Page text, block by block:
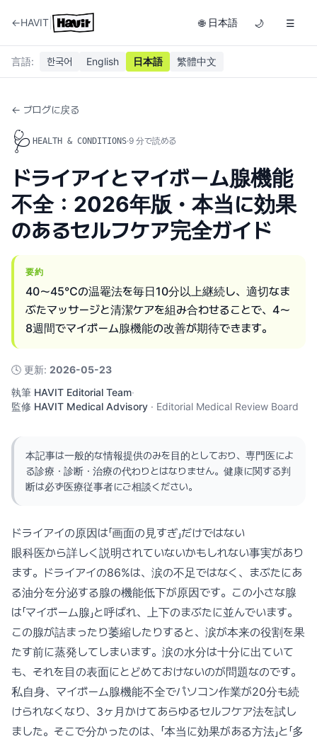
←HAVIT 🌐 日本語 🌙 ☰
言語: 한국어 English 日本語 繁體中文
← ブログに戻る
🩺 HEALTH & CONDITIONS·9 分で読める
ドライアイとマイボーム腺機能
不全：2026年版・本当に効果
のあるセルフケア完全ガイド
要約
40〜45℃の温罨法を毎日10分以上継続し、適切なま
ぶたマッサージと清潔ケアを組み合わせることで、4〜
8週間でマイボーム腺機能の改善が期待できます。
🕓 更新: 2026-05-23
執筆 HAVIT Editorial Team·
監修 HAVIT Medical Advisory · Editorial Medical Review Board
本記事は一般的な情報提供のみを目的としており、専門医によ
る診療・診断・治療の代わりとはなりません。健康に関する判
断は必ず医療従事者にご相談ください。
ドライアイの原因は「画面の見すぎ」だけではない
眼科医から詳しく説明されていないかもしれない事実があり
ます。ドライアイの86%は、涙の不足ではなく、まぶたにあ
る油分を分泌する腺の機能低下が原因です。この小さな腺
は「マイボーム腺」と呼ばれ、上下のまぶたに並んでいます。
この腺が詰まったり萎縮したりすると、涙が本来の役割を果
たす前に蒸発してしまいます。涙の水分は十分に出ていて
も、それを目の表面にとどめておけないのが問題なのです。
私自身、マイボーム腺機能不全でパソコン作業が20分も続
けられなくなり、3ヶ月かけてあらゆるセルフケア法を試し
ました。そこで分かったのは、「本当に効果がある方法」と「多